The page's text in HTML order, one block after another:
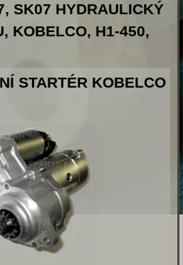
SK07 HYDRAULICKÝ
KOBELCO, H1-450,
STARTÉR KOBELCO